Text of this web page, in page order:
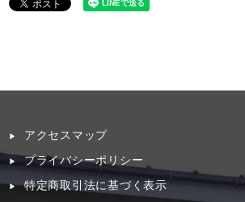
アクセスマップ
プライバシーポリシー
特定商取引法に基づく表示